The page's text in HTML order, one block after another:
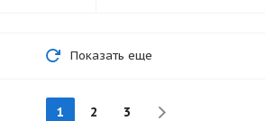
Показать еще
1 2 3